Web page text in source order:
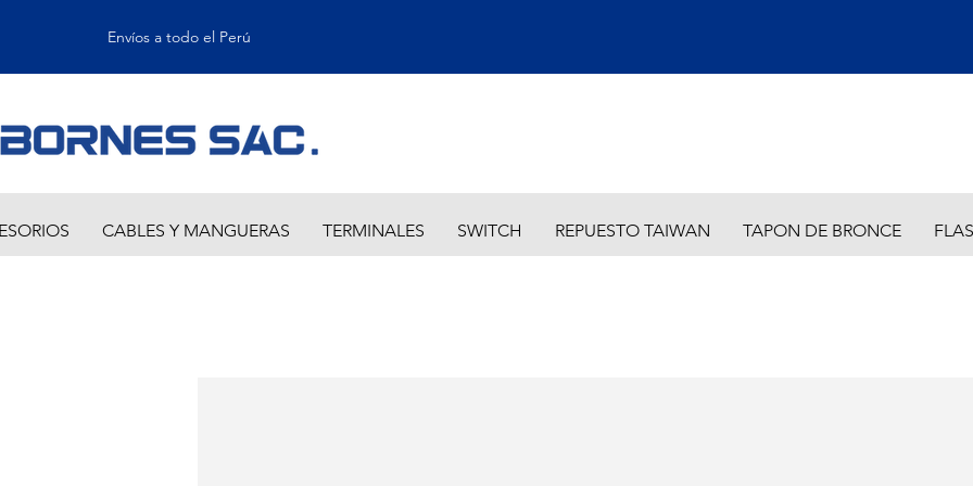
CABLES Y MANGUERAS TERMINALES SWITCH REPUESTO TAIWAN TAPON DE BRONCE
Envíos a todo el Perú